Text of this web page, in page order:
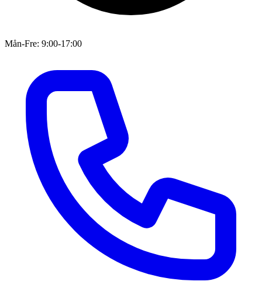
Mån-Fre: 9:00-17:00